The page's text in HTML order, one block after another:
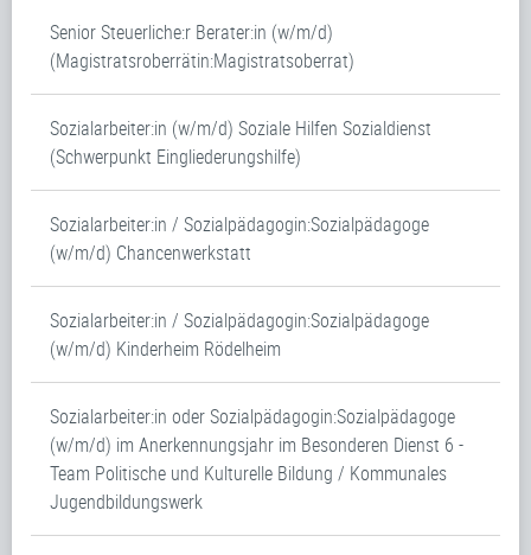
Senior Steuerliche:r Berater:in (w/m/d)
(Magistratsroberrätin:Magistratsoberrat)
Sozialarbeiter:in (w/m/d) Soziale Hilfen Sozialdienst
(Schwerpunkt Eingliederungshilfe)
Sozialarbeiter:in / Sozialpädagogin:Sozialpädagoge
(w/m/d) Chancenwerkstatt
Sozialarbeiter:in / Sozialpädagogin:Sozialpädagoge
(w/m/d) Kinderheim Rödelheim
Sozialarbeiter:in oder Sozialpädagogin:Sozialpädagoge
(w/m/d) im Anerkennungsjahr im Besonderen Dienst 6 -
Team Politische und Kulturelle Bildung / Kommunales
Jugendbildungswerk